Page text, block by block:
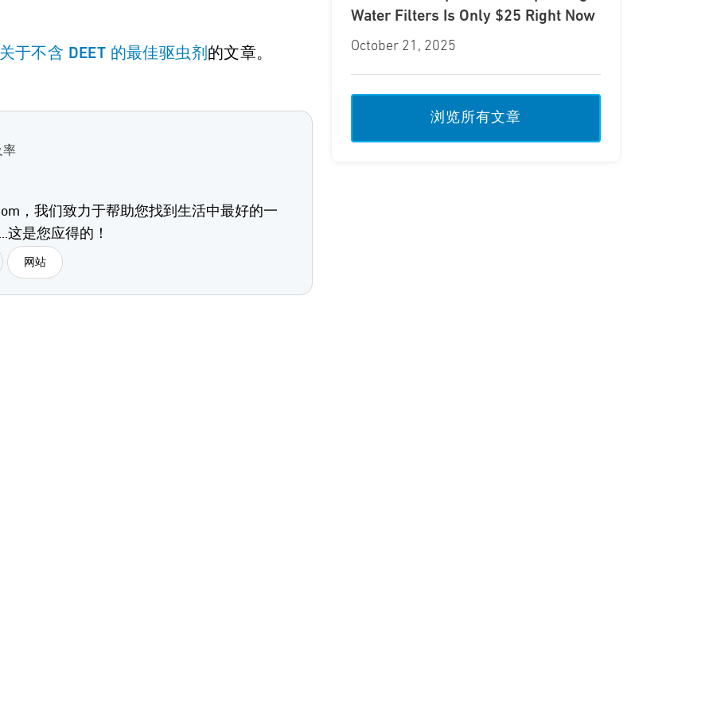
于不含 DEET 的最佳驱虫剂 的文章。
率
，我们致力于帮助您找到生活中最好的一
这是您应得的！
网站
Water Filters Is Only $25 Right Now
October 21, 2025
浏览所有文章